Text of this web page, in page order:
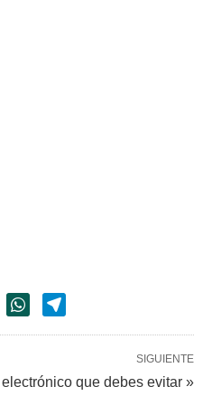
SIGUIENTE
que debes evitar »